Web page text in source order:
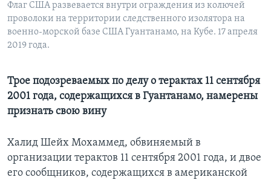
Языки
Флаг США развевается внутри ограждения из колючей
проволоки на территории следственного изолятора на
военно-морской базе США Гуантанамо, на Кубе. 17 апреля
2019 года.
Трое подозреваемых по делу о терактах 11 сентября
2001 года, содержащихся в Гуантанамо, намерены
признать свою вину
Халид Шейх Мохаммед, обвиняемый в
организации терактов 11 сентября 2001 года, и двое
его сообщников, содержащихся в американской